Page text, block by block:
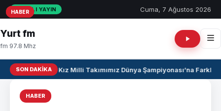
CANLI YAYIN Cuma, 7 Ağustos 2026
Yurt fm
fm 97.8 Mhz
SON DAKIKAU17 Kız Milli Takımımız Dünya Şampiyonası’na Farklı
HABER
HABER
HABER
HABER